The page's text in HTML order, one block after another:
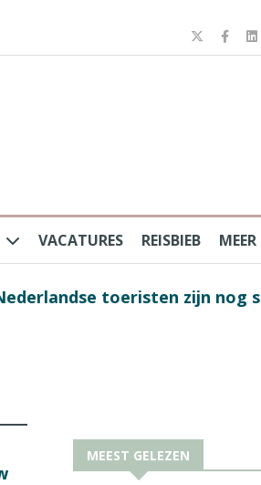
VACATURES REISBIEB MEER
toeristen zijn nog steeds
MEEST GELEZEN